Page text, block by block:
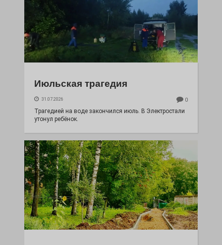
Июльская трагедия
31.07.2026 0
Трагедией на воде закончился июль. В Электростали
утонул ребёнок.